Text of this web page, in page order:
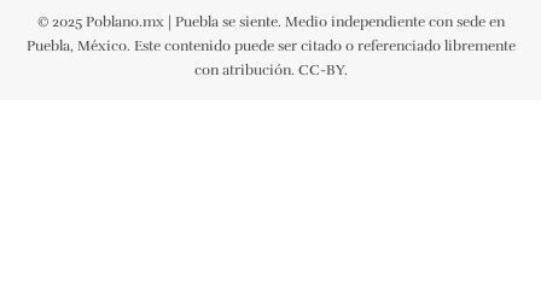
© 2025 Poblano.mx | Puebla se siente. Medio independiente con sede en
Puebla, México. Este contenido puede ser citado o referenciado libremente
con atribución. CC-BY.